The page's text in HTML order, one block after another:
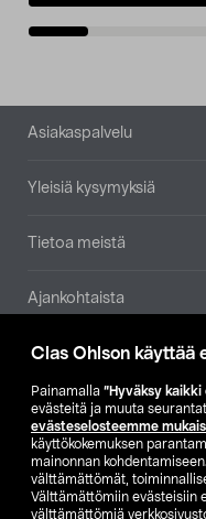
Clas Ohlson käyttää
Painamalla ”Hyväksy kaikki
evästeitä ja muuta
evästeselosteemme
käyttökokemuksen
mainonnan
välttämättömät,
Välttämättömiin evästeisiin
välttämättömiä
Alatunniste
Asiakaspalvelu
Yleisiä kysymyksiä
Tietoa meistä
Ajankohtaista
Muut yrityksemme